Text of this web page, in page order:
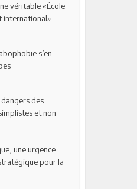
véritable «École
international»
s’en
des
et non
une urgence
pour la